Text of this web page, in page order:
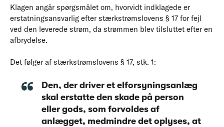
Klagen angår spørgsmålet om, hvorvidt indklagede er
erstatningsansvarlig efter stærkstrømslovens § 17 for fejl
ved den leverede strøm, da strømmen blev tilsluttet efter en
afbrydelse.
Det følger af stærkstrømslovens § 17, stk. 1:
Den, der driver et elforsyningsanlæg
skal erstatte den skade på person
eller gods, som forvoldes af
anlægget, medmindre det oplyses, at